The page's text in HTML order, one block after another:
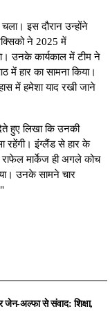
इस दौरान उन्होंने
ने 2025 में
उनके कार्यकाल में टीम ने
हार का सामना किया।
में हमेशा याद रखी जाने
हुए लिखा कि उनकी
रहेंगी। इंग्लैंड से हार के
राफेल मार्केज ही अगले कोच
उनके सामने चार
अल्फा से संवाद: शिक्षा,